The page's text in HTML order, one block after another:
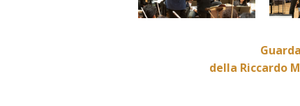
della Riccardo